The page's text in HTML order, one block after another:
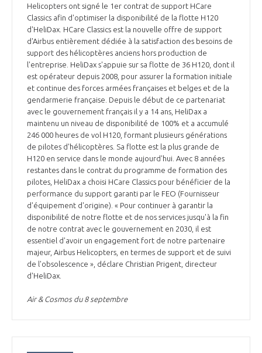
Helicopters ont signé le 1er contrat de support HCare
Classics afin d'optimiser la disponibilité de la flotte H120
d'HeliDax. HCare Classics est la nouvelle offre de support
d'Airbus entièrement dédiée à la satisfaction des besoins de
support des hélicoptères anciens hors production de
l'entreprise. HeliDax s'appuie sur sa flotte de 36 H120, dont il
est opérateur depuis 2008, pour assurer la formation initiale
et continue des forces armées françaises et belges et de la
gendarmerie française. Depuis le début de ce partenariat
avec le gouvernement français il y a 14 ans, HeliDax a
maintenu un niveau de disponibilité de 100% et a accumulé
246 000 heures de vol H120, formant plusieurs générations
de pilotes d'hélicoptères. Sa flotte est la plus grande de
H120 en service dans le monde aujourd'hui. Avec 8 années
restantes dans le contrat du programme de formation des
pilotes, HeliDax a choisi HCare Classics pour bénéficier de la
performance du support garanti par le FEO (Fournisseur
d'équipement d'origine). « Pour continuer à garantir la
disponibilité de notre flotte et de nos services jusqu'à la fin
de notre contrat avec le gouvernement en 2030, il est
essentiel d'avoir un engagement fort de notre partenaire
majeur, Airbus Helicopters, en termes de support et de suivi
de l'obsolescence », déclare Christian Prigent, directeur
d'HeliDax.
Air & Cosmos du 8 septembre